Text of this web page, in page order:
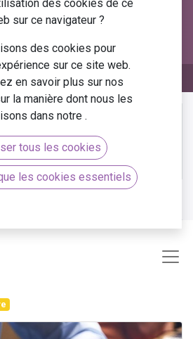
privé
pour contacter un
des cookies de ce
sur ce navigateur ?
des cookies pour
sur ce site web.
en savoir plus sur nos
la manière dont nous les
dans notre .
tous les cookies
les cookies essentiels